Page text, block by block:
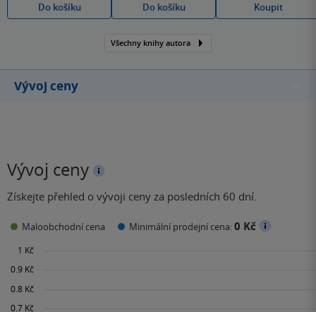
Do košíku
Do košíku
Koupit
Všechny knihy autora
Vývoj ceny
Vývoj ceny
Získejte přehled o vývoji ceny za posledních 60 dní.
Maloobchodní cena Minimální prodejní cena:0 Kč